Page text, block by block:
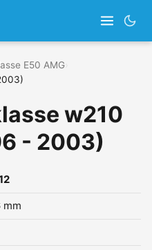
E50 AMG
w210
- 2003)
mm